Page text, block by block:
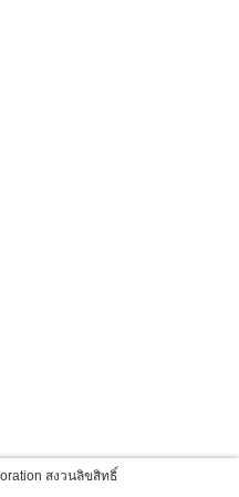
สงวนลิขสิทธิ์